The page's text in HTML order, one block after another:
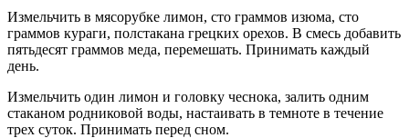
Измельчить в мясорубке лимон, сто граммов изюма, сто
граммов кураги, полстакана грецких орехов. В смесь добавить
пятьдесят граммов меда, перемешать. Принимать каждый
день.
Измельчить один лимон и головку чеснока, залить одним
стаканом родниковой воды, настаивать в темноте в течение
трех суток. Принимать перед сном.